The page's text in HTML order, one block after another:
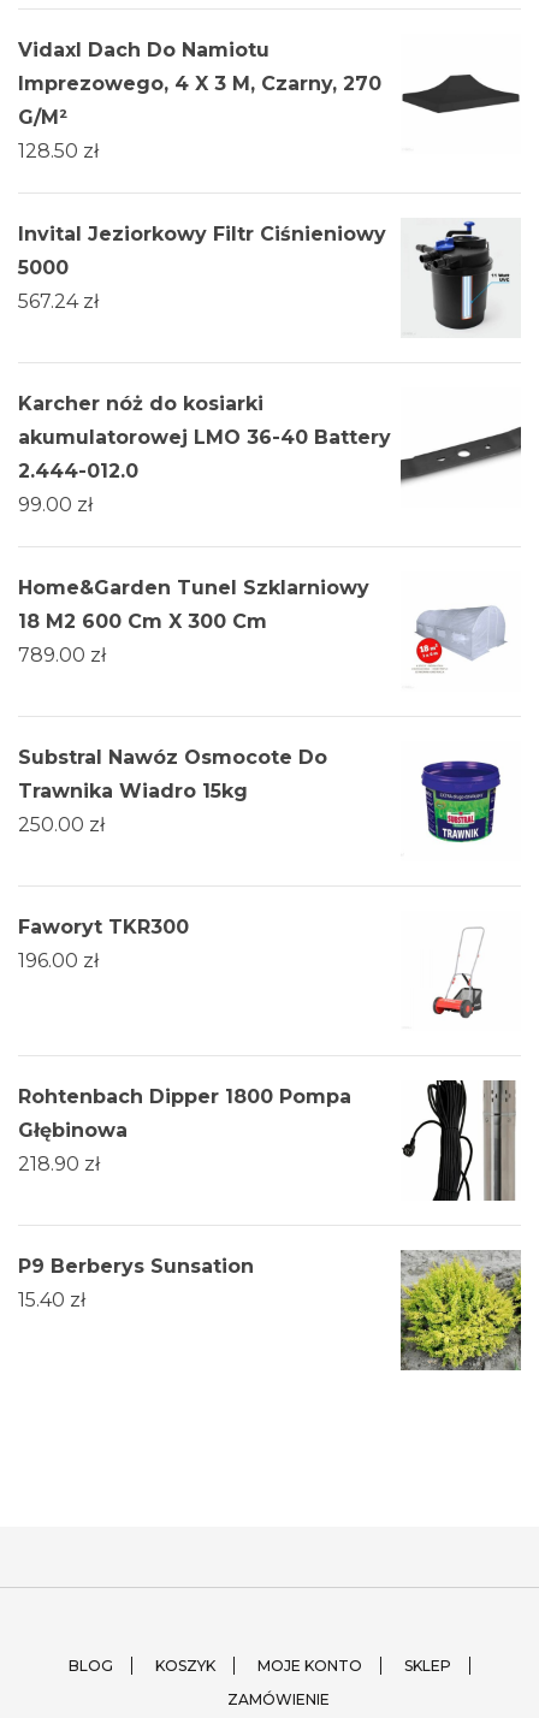
Vidaxl Dach Do Namiotu
Imprezowego, 4 X 3 M, Czarny, 270
G/M²
128.50 zł
Invital Jeziorkowy Filtr Ciśnieniowy
5000
567.24 zł
Karcher nóż do kosiarki
akumulatorowej LMO 36-40 Battery
2.444-012.0
99.00 zł
Home&Garden Tunel Szklarniowy
18 M2 600 Cm X 300 Cm
789.00 zł
Substral Nawóz Osmocote Do
Trawnika Wiadro 15kg
250.00 zł
Faworyt TKR300
196.00 zł
Rohtenbach Dipper 1800 Pompa
Głębinowa
218.90 zł
P9 Berberys Sunsation
15.40 zł
BLOG KOSZYK MOJE KONTO
SKLEP
ZAMÓWIENIE